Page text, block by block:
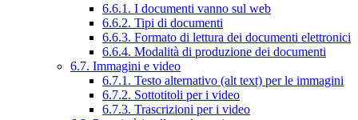
6.6.1. I documenti vanno sul web
6.6.2. Tipi di documenti
6.6.3. Formato di lettura dei documenti elettronici
6.6.4. Modalità di produzione dei documenti
6.7. Immagini e video
6.7.1. Testo alternativo (alt text) per le immagini
6.7.2. Sottotitoli per i video
6.7.3. Trascrizioni per i video